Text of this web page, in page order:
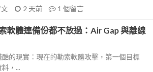
2 天前 1 個留言
軟體連備份都不放過：Air Gap 與離線
的現實：現在的勒索軟體攻擊，第一個目標
，...